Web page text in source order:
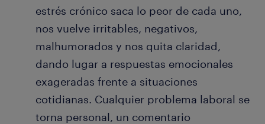
estrés crónico saca lo peor de cada uno,
nos vuelve irritables, negativos,
malhumorados y nos quita claridad,
dando lugar a respuestas emocionales
exageradas frente a situaciones
cotidianas. Cualquier problema laboral se
torna personal, un comentario